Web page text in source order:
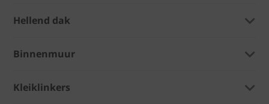
Hellend dak
Binnenmuur
Kleiklinkers